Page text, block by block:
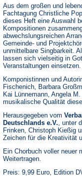
Aus dem großen und
Fachtagung Christliche
dieses Heft eine Auswahl
Kompositionen
abwechslungsreichen
Gemeinde- und
unmittelbare Singbarkeit.
lassen sich vielseitig in
Veranstaltungen einsetzen.
Komponistinnen und
Fischenich, Barbara
Kai Lünnemann, Angela
musikalische Qualität
Herausgegeben vom
Deutschlands e.V., unter
Frinken, Christoph Kießig
Zeichen für die Kreativität
Ein Chorbuch voller neuer
Weitertragen.
Preis: 9,99 Euro, Edition